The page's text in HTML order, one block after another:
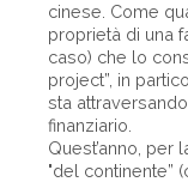
cinese. Come
proprietà di una
caso) che lo
project”, in
sta
finanziario.
Quest’anno, per
"del continente”